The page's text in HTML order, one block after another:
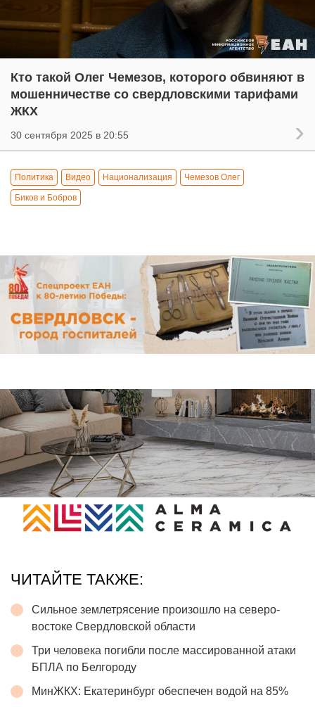
Кто такой Олег Чемезов, которого обвиняют в
мошенничестве со свердловскими тарифами
ЖКХ
30 сентября 2025 в 20:55
Политика Видео Национализация Чемезов Олег
Биков и Бобров
ЧИТАЙТЕ ТАКЖЕ:
Сильное землетрясение произошло на северо-
востоке Свердловской области
Три человека погибли после массированной атаки
БПЛА по Белгороду
МинЖКХ: Екатеринбург обеспечен водой на 85%